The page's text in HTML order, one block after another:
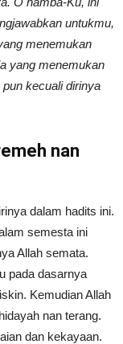
untukmu,
menemukan
yang menemukan
kecuali dirinya
nan
dalam hadits ini.
semesta ini
Allah semata.
pada dasarnya
Kemudian Allah
nan terang.
dan kekayaan.